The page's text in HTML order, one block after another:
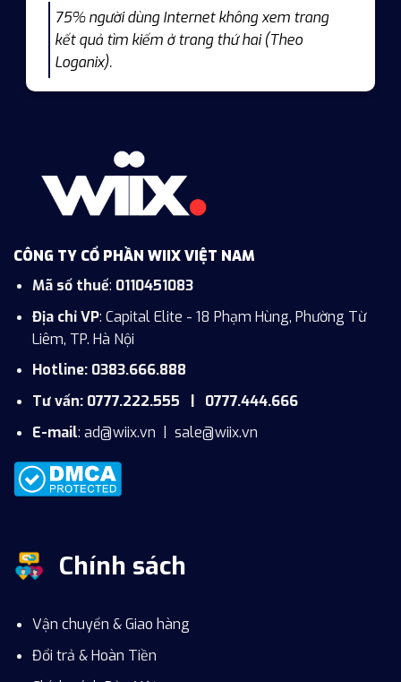
75% người dùng Internet không xem trang
kết quả tìm kiếm ở trang thứ hai (Theo
Loganix).
CÔNG TY CỔ PHẦN WIIX VIỆT NAM
Mã số thuế: 0110451083
Địa chỉ VP: Capital Elite - 18 Phạm Hùng, Phường Từ
Liêm, TP. Hà Nội
Hotline: 0383.666.888
Tư vấn: 0777.222.555 | 0777.444.666
E-mail: ad@wiix.vn | sale@wiix.vn
Chính sách
Vận chuyển & Giao hàng
Đổi trả & Hoàn Tiền